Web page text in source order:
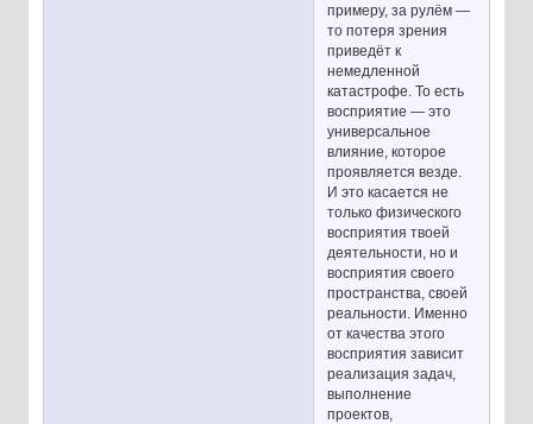
примеру, за рулём —
то потеря зрения
приведёт к
немедленной
катастрофе. То есть
восприятие — это
универсальное
влияние, которое
проявляется везде.
И это касается не
только физического
восприятия твоей
деятельности, но и
восприятия своего
пространства, своей
реальности. Именно
от качества этого
восприятия зависит
реализация задач,
выполнение
проектов,